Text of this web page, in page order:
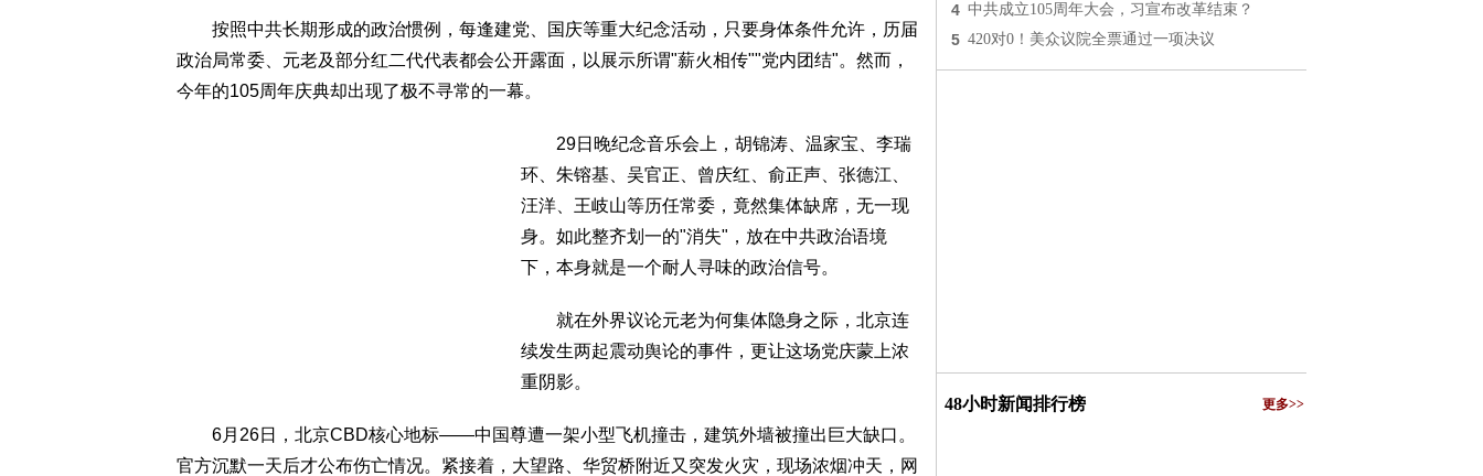
按照中共长期形成的政治惯例，每逢建党、国庆等重大纪念活动，只要身体条件允许，历届
政治局常委、元老及部分红二代代表都会公开露面，以展示所谓"薪火相传""党内团结"。然而，
今年的105周年庆典却出现了极不寻常的一幕。
29日晚纪念音乐会上，胡锦涛、温家宝、李瑞
环、朱镕基、吴官正、曾庆红、俞正声、张德江、
汪洋、王岐山等历任常委，竟然集体缺席，无一现
身。如此整齐划一的"消失"，放在中共政治语境
下，本身就是一个耐人寻味的政治信号。
就在外界议论元老为何集体隐身之际，北京连
续发生两起震动舆论的事件，更让这场党庆蒙上浓
重阴影。
6月26日，北京CBD核心地标——中国尊遭一架小型飞机撞击，建筑外墙被撞出巨大缺口。
官方沉默一天后才公布伤亡情况。紧接着，大望路、华贸桥附近又突发火灾，现场浓烟冲天，网
4 中共成立105周年大会，习宣布改革结束？
5 420对0！美众议院全票通过一项决议
48小时新闻排行榜 更多>>